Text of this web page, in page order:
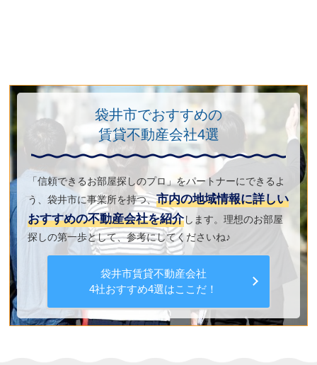
袋井市でおすすめの
賃貸不動産会社4選
「信頼できるお部屋探しのプロ」をパートナーにできるよ
う、袋井市に事業所を持つ、市内の地域情報に詳しい
おすすめの不動産会社を紹介します。理想のお部屋
探しの第一歩として、参考にしてくださいね♪
袋井市賃貸不動産会社
4社おすすめ4選はここだ！